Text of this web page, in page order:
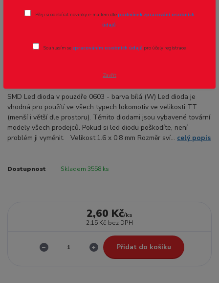
Ohodnotit produkt
SMD Led - 0603 - studená bílá
SMD Led dioda v pouzdře 0603 - barva bílá (W) Led dioda je
vhodná pro použítí ve všech typech lokomotiv ve velikosti TT
(menší i větší dle prostoru). Těmito diodami jsou vybavené tovární
modely všech prodejců. Pokud si led diodu poškodíte, není
problém ji vyměnit. Velikost:1.6 x 0.8 mm Rozměr sví... celý popis
Dostupnost Skladem 3558 ks
2,60 Kč/ks
2,15 Kč bez DPH
Přidat do košíku
Přeji si odebírat novinky e-mailem dlepodmínek zpracování osobních
údajů.
Souhlasím se zpracováním osobních údajů pro účely registrace.
Zavřít